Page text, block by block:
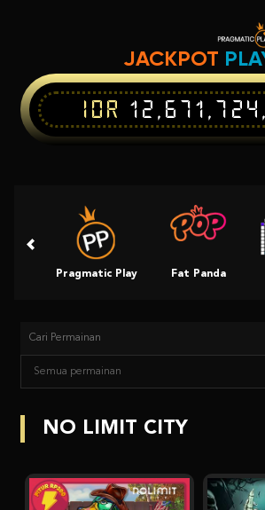
JACKPOT
IDR
Pragmatic Play Fat Panda
NO LIMIT CITY